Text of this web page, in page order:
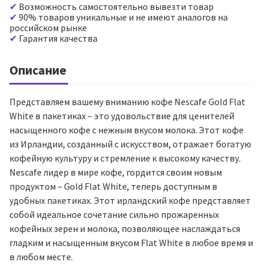
Возможность самостоятельно вывезти товар
90% товаров уникальные и не имеют аналогов на
российском рынке
Гарантия качества
Описание
Представляем вашему вниманию кофе Nescafe Gold Flat
White в пакетиках – это удовольствие для ценителей
насыщенного кофе с нежным вкусом молока. Этот кофе
из Ирландии, созданный с искусством, отражает богатую
кофейную культуру и стремление к высокому качеству.
Nescafe лидер в мире кофе, гордится своим новым
продуктом – Gold Flat White, теперь доступным в
удобных пакетиках. Этот ирландский кофе представляет
собой идеальное сочетание сильно прожаренных
кофейных зерен и молока, позволяющее наслаждаться
гладким и насыщенным вкусом Flat White в любое время и
в любом месте.